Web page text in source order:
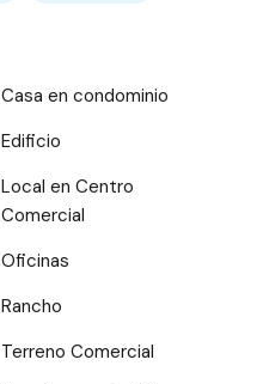
Casa en condominio
Edificio
Local en Centro
Comercial
Oficinas
Rancho
Terreno Comercial